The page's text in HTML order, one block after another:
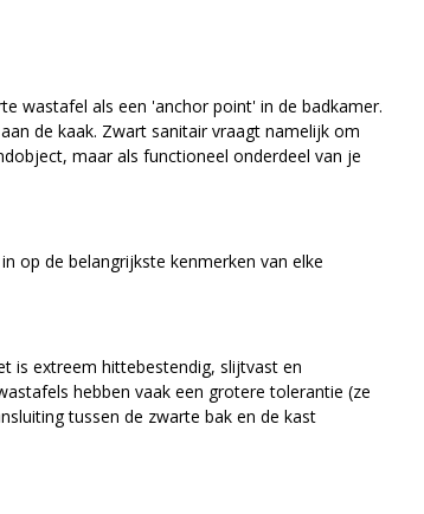
wastafel als een 'anchor point' in de badkamer.
de kaak. Zwart sanitair vraagt namelijk om
maar als functioneel onderdeel van je
op de belangrijkste kenmerken van elke
is extreem hittebestendig, slijtvast en
hebben vaak een grotere tolerantie (ze
tussen de zwarte bak en de kast